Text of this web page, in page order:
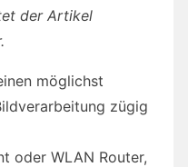
der Artikel
möglichst
zügig
oder WLAN Router,